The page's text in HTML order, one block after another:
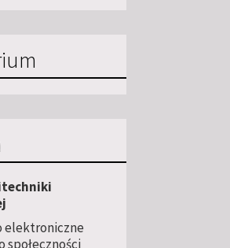
elektroniczne
społeczności